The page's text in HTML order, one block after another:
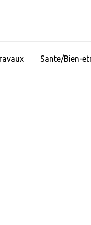
Sante/Bien-